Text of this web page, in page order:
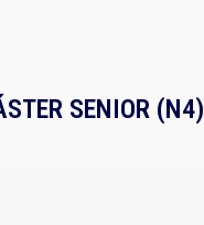
SENIOR (N4)